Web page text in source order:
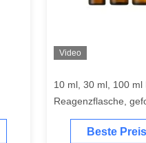
Video
10 ml, 30 ml, 100 ml
Reagenzflasche,
Glasflasche
Beste